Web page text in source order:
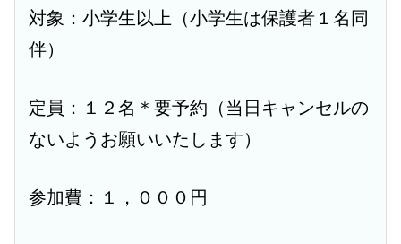
対象：小学生以上（小学生は保護者１名同
伴）
定員：１２名＊要予約（当日キャンセルの
ないようお願いいたします）
参加費：１，０００円